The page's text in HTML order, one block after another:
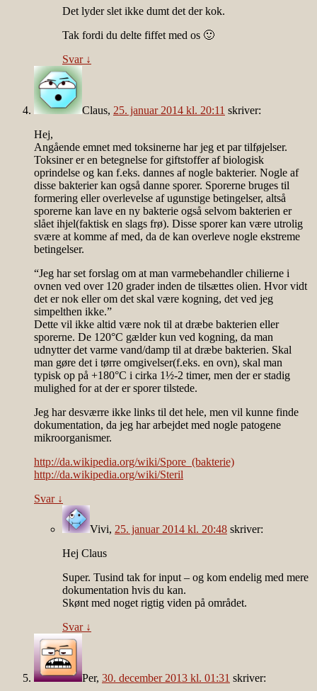
Det lyder slet ikke dumt det der kok.
Tak fordi du delte fiffet med os 🙂
Svar ↓
Claus, 25. januar 2014 kl. 20:11 skriver:
Hej,
Angående emnet med toksinerne har jeg et par tilføjelser.
Toksiner er en betegnelse for giftstoffer af biologisk
oprindelse og kan f.eks. dannes af nogle bakterier. Nogle af
disse bakterier kan også danne sporer. Sporerne bruges til
formering eller overlevelse af ugunstige betingelser, altså
sporerne kan lave en ny bakterie også selvom bakterien er
slået ihjel(faktisk en slags frø). Disse sporer kan være utrolig
svære at komme af med, da de kan overleve nogle ekstreme
betingelser.
“Jeg har set forslag om at man varmebehandler chilierne i
ovnen ved over 120 grader inden de tilsættes olien. Hvor vidt
det er nok eller om det skal være kogning, det ved jeg
simpelthen ikke.”
Dette vil ikke altid være nok til at dræbe bakterien eller
sporerne. De 120°C gælder kun ved kogning, da man
udnytter det varme vand/damp til at dræbe bakterien. Skal
man gøre det i tørre omgivelser(f.eks. en ovn), skal man
typisk op på +180°C i cirka 1½-2 timer, men der er stadig
mulighed for at der er sporer tilstede.
Jeg har desværre ikke links til det hele, men vil kunne finde
dokumentation, da jeg har arbejdet med nogle patogene
mikroorganismer.
http://da.wikipedia.org/wiki/Spore_(bakterie)
http://da.wikipedia.org/wiki/Steril
Svar ↓
Vivi, 25. januar 2014 kl. 20:48 skriver:
Hej Claus
Super. Tusind tak for input – og kom endelig med mere
dokumentation hvis du kan.
Skønt med noget rigtig viden på området.
Svar ↓
Per, 30. december 2013 kl. 01:31 skriver: